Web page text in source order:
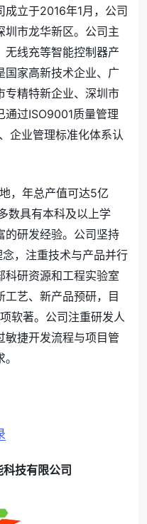
立于2016年1月，公司
市龙华新区。公司主
无线充等智能控制器产
国家高新技术企业、广
专精特新企业、深圳市
通过ISO9001质量管理
企业管理标准化体系认
，年总产值可达5亿
数具有本科及以上学
的研发经验。公司坚持
，注重技术与产品并行
科研资源和工程实验室
艺、新产品预研，目
软著。公司注重研发人
敏捷开发流程与项目管
技有限公司